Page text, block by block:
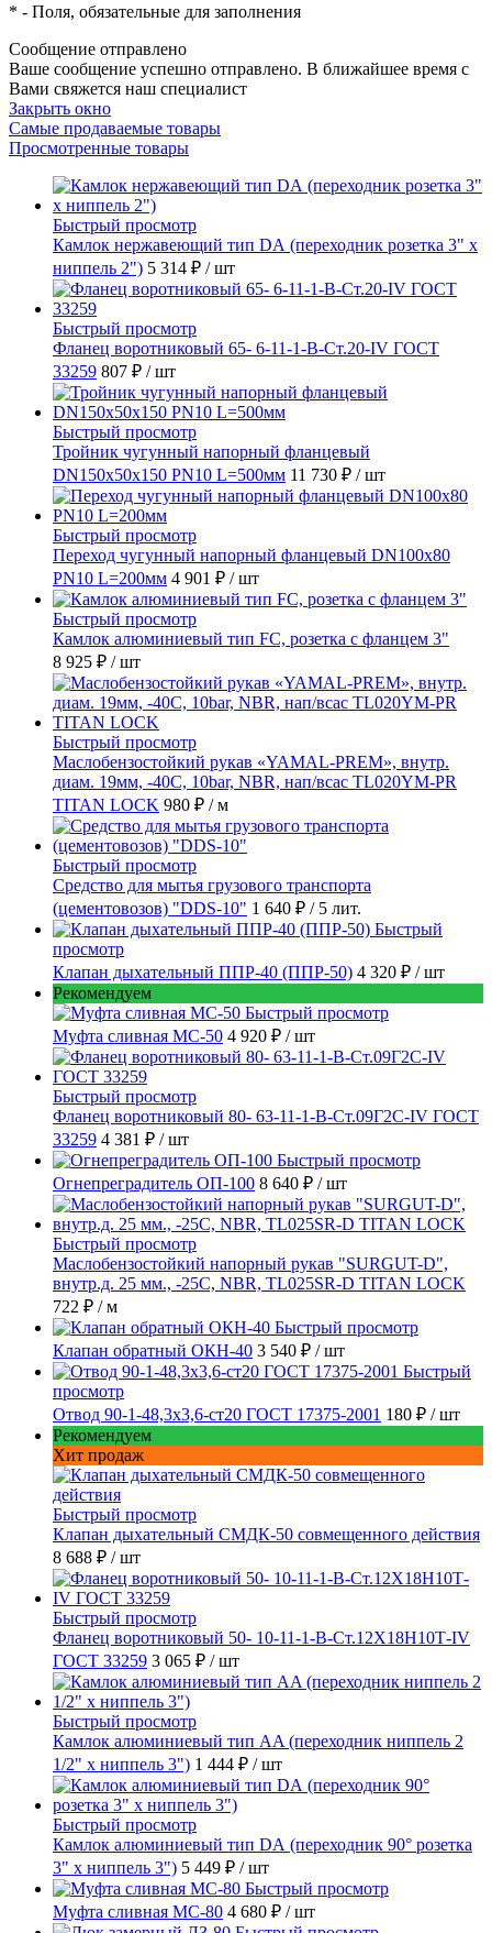
* - Поля, обязательные для заполнения
Сообщение отправлено
Ваше сообщение успешно отправлено. В ближайшее время с
Вами свяжется наш специалист
Закрыть окно
Самые продаваемые товары
Просмотренные товары
Быстрый просмотр
Камлок нержавеющий тип DА (переходник розетка 3" х
ниппель 2") 5 314 ₽ / шт
Быстрый просмотр
Фланец воротниковый 65- 6-11-1-B-Ст.20-IV ГОСТ
33259 807 ₽ / шт
Быстрый просмотр
Тройник чугунный напорный фланцевый
DN150х50х150 PN10 L=500мм 11 730 ₽ / шт
Быстрый просмотр
Переход чугунный напорный фланцевый DN100х80
PN10 L=200мм 4 901 ₽ / шт
Быстрый просмотр
Камлок алюминиевый тип FC, розетка с фланцем 3"
8 925 ₽ / шт
Быстрый просмотр
Маслобензостойкий рукав «YAMAL-PREM», внутр.
диам. 19мм, -40C, 10bar, NBR, нап/всас TL020YM-PR
TITAN LOCK 980 ₽ / м
Быстрый просмотр
Средство для мытья грузового транспорта
(цементовозов) "DDS-10" 1 640 ₽ / 5 лит.
Быстрый
просмотр
Клапан дыхательный ППР-40 (ППР-50) 4 320 ₽ / шт
Рекомендуем
Быстрый просмотр
Муфта сливная МС-50 4 920 ₽ / шт
Быстрый просмотр
Фланец воротниковый 80- 63-11-1-B-Ст.09Г2С-IV ГОСТ
33259 4 381 ₽ / шт
Быстрый просмотр
Огнепреградитель ОП-100 8 640 ₽ / шт
Быстрый просмотр
Маслобензостойкий напорный рукав "SURGUT-D",
внутр.д. 25 мм., -25C, NBR, TL025SR-D TITAN LOCK
722 ₽ / м
Быстрый просмотр
Клапан обратный ОКН-40 3 540 ₽ / шт
Быстрый
просмотр
Отвод 90-1-48,3х3,6-ст20 ГОСТ 17375-2001 180 ₽ / шт
Рекомендуем
Хит продаж
Быстрый просмотр
Клапан дыхательный СМДК-50 совмещенного действия
8 688 ₽ / шт
Быстрый просмотр
Фланец воротниковый 50- 10-11-1-B-Ст.12Х18Н10Т-IV
ГОСТ 33259 3 065 ₽ / шт
Быстрый просмотр
Камлок алюминиевый тип AA (переходник ниппель 2
1/2" х ниппель 3") 1 444 ₽ / шт
Быстрый просмотр
Камлок алюминиевый тип DА (переходник 90° розетка
3" х ниппель 3") 5 449 ₽ / шт
Быстрый просмотр
Муфта сливная МС-80 4 680 ₽ / шт